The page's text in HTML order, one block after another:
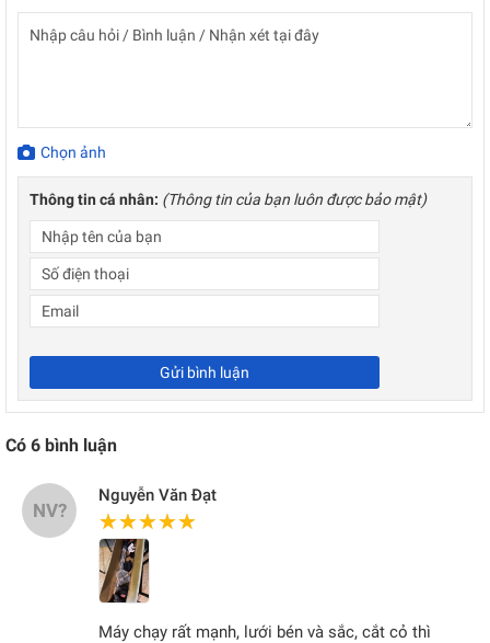
Chọn ảnh
Thông tin cá nhân: (Thông tin của bạn luôn được bảo mật)
Gửi bình luận
Có 6 bình luận
NV?
Nguyễn Văn Đạt
★★★★★
★★★★★
Máy chạy rất mạnh, lưới bén và sắc, cắt cỏ thì